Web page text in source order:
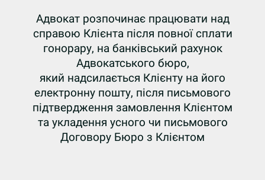
Адвокат розпочинає працювати над
справою Клієнта після повної сплати
гонорару, на банківський рахунок
Адвокатського бюро,
який надсилається Клієнту на його
електронну пошту, після письмового
підтвердження замовлення Клієнтом
та укладення усного чи письмового
Договору Бюро з Клієнтом